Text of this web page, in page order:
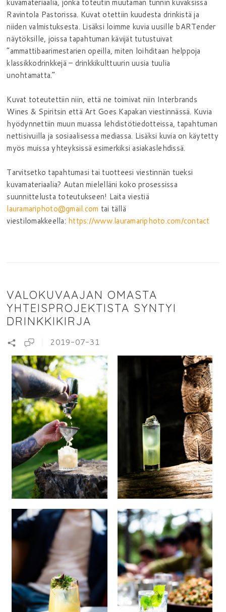
Ravintola Pastorissa. Kuvat otettiin kuudesta drinkistä ja
niiden valmistuksesta. Lisäksi loimme kuvia uusille bARTender
näytöksille, joissa tapahtuman kävijät tutustuivat
“ammattibaarimestarien opeilla, miten loihditaan helppoja
klassikkodrinkkejä – drinkkikulttuurin uusia tuulia
unohtamatta.”
Kuvat toteutettiin niin, että ne toimivat niin Interbrands
Wines & Spiritsin että Art Goes Kapakan viestinnässä. Kuvia
hyödynnettiin muun muassa lehdistötiedotteissa, tapahtuman
nettisivuilla ja sosiaalisessa mediassa. Lisäksi kuvia on käytetty
myös muissa yhteyksissä esimerkiksi asiakaslehdissä.
Tarvitsetko tapahtumasi tai tuotteesi viestinnän tueksi
kuvamateriaalia? Autan mielelläni koko prosessissa
suunnittelusta toteutukseen! Laita viestiä
lauramariphoto@gmail.com tai tällä
viestilomakkeella: https://www.lauramariphoto.com/contact
VALOKUVAAJAN OMASTA
YHTEISPROJEKTISTA SYNTYI
DRINKKIKIRJA
2019-07-31